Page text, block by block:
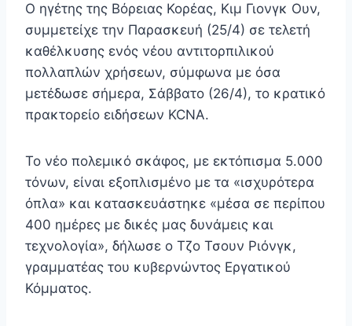
Ο ηγέτης της Βόρειας Κορέας, Κιμ Γιονγκ Ουν,
συμμετείχε την Παρασκευή (25/4) σε τελετή
καθέλκυσης ενός νέου αντιτορπιλικού
πολλαπλών χρήσεων, σύμφωνα με όσα
μετέδωσε σήμερα, Σάββατο (26/4), το κρατικό
πρακτορείο ειδήσεων KCNA.
Το νέο πολεμικό σκάφος, με εκτόπισμα 5.000
τόνων, είναι εξοπλισμένο με τα «ισχυρότερα
όπλα» και κατασκευάστηκε «μέσα σε περίπου
400 ημέρες με δικές μας δυνάμεις και
τεχνολογία», δήλωσε ο Τζο Τσουν Ριόνγκ,
γραμματέας του κυβερνώντος Εργατικού
Κόμματος.